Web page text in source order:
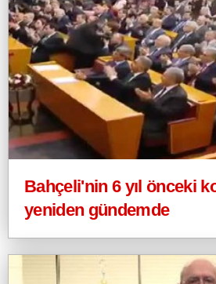
Bahçeli'nin 6 yıl önceki
yeniden gündemde